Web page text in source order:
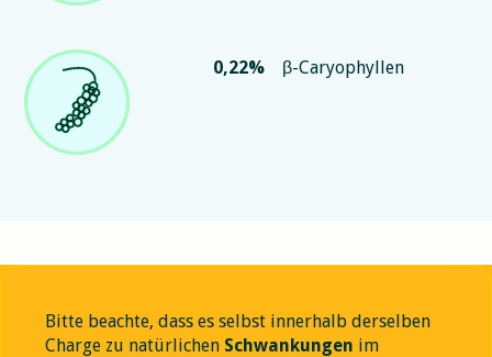
0,22% β-Caryophyllen
Bitte beachte, dass es selbst innerhalb derselben
Charge zu natürlichen Schwankungen im